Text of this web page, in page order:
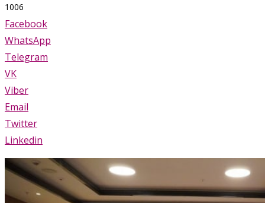
1006
Facebook
WhatsApp
Telegram
VK
Viber
Email
Twitter
Linkedin